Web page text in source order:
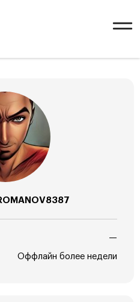
—
Оффлайн более недели